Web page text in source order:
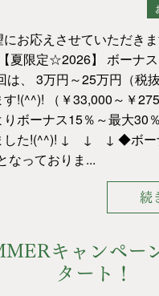
お応えさせていただき
夏限定☆2026】 ボーナ
は、 3万円～25万円（税
す!(^^)! （￥33,000～￥
りボーナス15％～最大30
した!(^^)! ↓ ↓ ↓ ◆ボー
なっておりま...
続
キャンペー
タート！